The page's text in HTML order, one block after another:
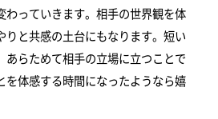
わっていきます。相手の世界観を体
りと共感の土台にもなります。短い
あらためて相手の立場に立つことで
を体感する時間になったようなら嬉